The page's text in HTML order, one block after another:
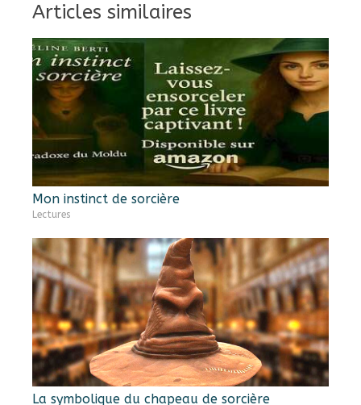
Articles similaires
Mon instinct de sorcière
Lectures
La symbolique du chapeau de sorcière